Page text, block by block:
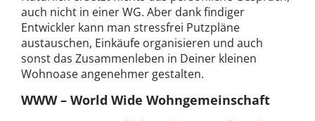
auch nicht in einer WG. Aber dank findiger
Entwickler kann man stressfrei Putzpläne
austauschen, Einkäufe organisieren und auch
sonst das Zusammenleben in Deiner kleinen
Wohnoase angenehmer gestalten.
WWW – World Wide Wohngemeinschaft